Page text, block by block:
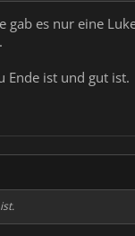
zu tun. Sie
ziemlich
gab es nur eine
Ende ist und gut ist.